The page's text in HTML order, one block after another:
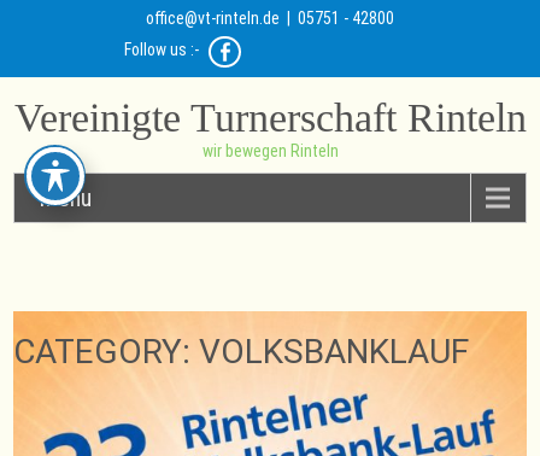
office@vt-rinteln.de | 05751 - 42800
Follow us :-
Vereinigte Turnerschaft Rinteln
wir bewegen Rinteln
Menu
CATEGORY: VOLKSBANKLAUF